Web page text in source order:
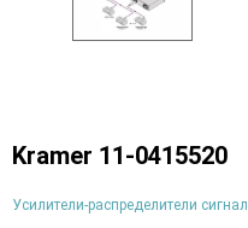
Kramer 11-0415520
Усилители-распределители